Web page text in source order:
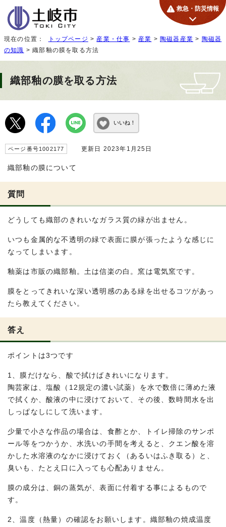
救急・防災情報
現在の位置： トップページ > 産業・仕事 > 産業 >陶磁器産業 > 陶磁器
の知識 > 織部釉の膜を取る方法
織部釉の膜を取る方法
いいね！
ページ番号1002177 更新日 2023年1月25日
織部釉の膜について
質問
どうしても織部のきれいなガラス質の緑が出ません。
いつも金属的な不透明の緑で表面に膜が張ったような感じに
なってしまいます。
釉薬は市販の織部釉。土は信楽の白。窯は電気窯です。
膜をとってきれいな深い透明感のある緑を出せるコツがあっ
たら教えてください。
答え
ポイントは3つです
1、膜だけなら、酸で拭けばきれいになります。
陶芸家は、塩酸（12規定の濃い試薬）を水で数倍に薄めた液
で拭くか、酸液の中に浸けておいて、その後、数時間水を出
しっぱなしにして洗います。
少量で小さな作品の場合は、食酢とか、トイレ掃除のサンポ
ール等をつかうか、水洗いの手間を考えると、クエン酸を溶
かした水溶液のなかに浸けておく（あるいはふき取る）と、
臭いも、たとえ口に入っても心配ありません。
膜の成分は、銅の蒸気が、表面に付着する事によるもので
す。
2、温度（熱量）の確認をお願いします。織部釉の焼成温度